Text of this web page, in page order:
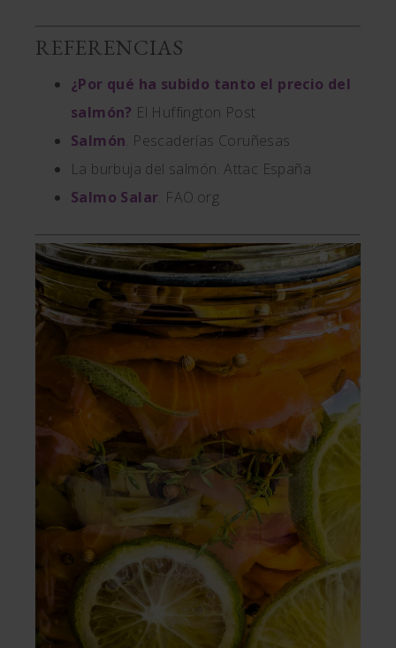
REFERENCIAS
¿Por qué ha subido tanto el precio del
salmón? El Huffington Post
Salmón. Pescaderías Coruñesas
La burbuja del salmón. Attac España
Salmo Salar. FAO.org